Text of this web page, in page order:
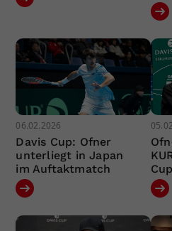
06.02.2026
Davis Cup: Ofner
unterliegt in Japan
im Auftaktmatch